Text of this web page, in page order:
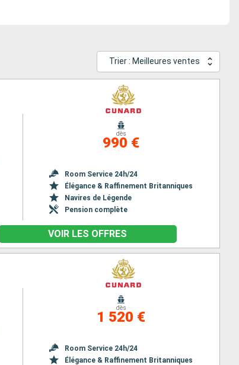
Trier : Meilleures ventes
dès
990 €
Room Service 24h/24
Élégance & Raffinement Britanniques
Navires de Légende
Pension complète
VOIR LES OFFRES
dès
1 520 €
Room Service 24h/24
Élégance & Raffinement Britanniques